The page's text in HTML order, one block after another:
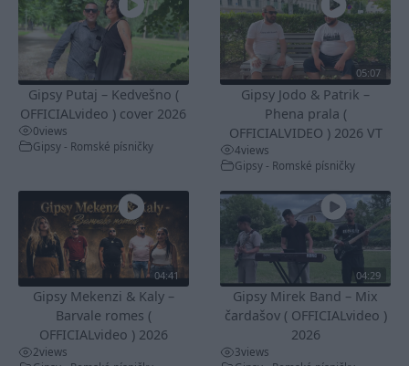
Gipsy Putaj – Kedvešno (
OFFICIALvideo ) cover 2026
0views
Gipsy - Romské písničky
05:07
Gipsy Jodo & Patrik –
Phena prala (
OFFICIALVIDEO ) 2026 VT
4views
Gipsy - Romské písničky
04:41
Gipsy Mekenzi & Kaly –
Barvale romes (
OFFICIALvideo ) 2026
2views
04:29
Gipsy Mirek Band – Mix
čardašov ( OFFICIALvideo )
2026
3views